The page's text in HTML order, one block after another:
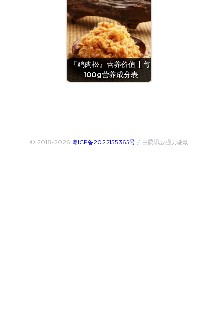
『鸡肉松』营养价值 | 每
100g营养成分表
© 2018~2026 粤ICP备2022155365号/ 由腾讯云强力驱动